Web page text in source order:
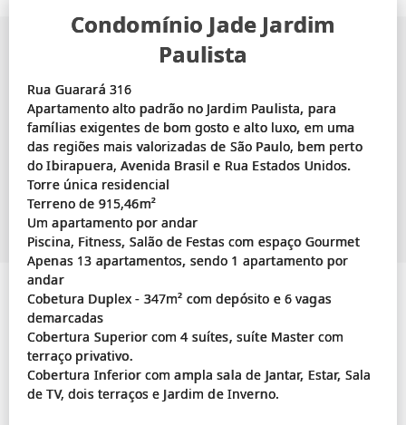
Condomínio Jade Jardim
Paulista
Rua Guarará 316
Apartamento alto padrão no Jardim Paulista, para
famílias exigentes de bom gosto e alto luxo, em uma
das regiões mais valorizadas de São Paulo, bem perto
do Ibirapuera, Avenida Brasil e Rua Estados Unidos.
Torre única residencial
Terreno de 915,46m²
Um apartamento por andar
Piscina, Fitness, Salão de Festas com espaço Gourmet
Apenas 13 apartamentos, sendo 1 apartamento por
andar
Cobetura Duplex - 347m² com depósito e 6 vagas
demarcadas
Cobertura Superior com 4 suítes, suíte Master com
terraço privativo.
Cobertura Inferior com ampla sala de Jantar, Estar, Sala